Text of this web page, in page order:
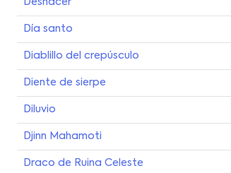
Deshacer
Día santo
Diablillo del crepúsculo
Diente de sierpe
Diluvio
Djinn Mahamoti
Draco de Ruina Celeste